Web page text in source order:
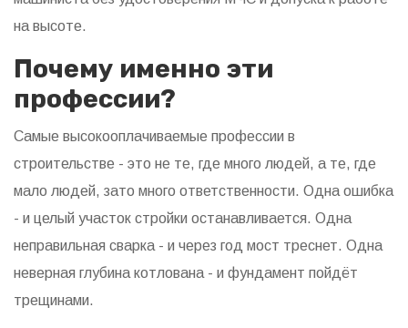
на высоте.
Почему именно эти
профессии?
Самые высокооплачиваемые профессии в
строительстве - это не те, где много людей, а те, где
мало людей, зато много ответственности. Одна ошибка
- и целый участок стройки останавливается. Одна
неправильная сварка - и через год мост треснет. Одна
неверная глубина котлована - и фундамент пойдёт
трещинами.